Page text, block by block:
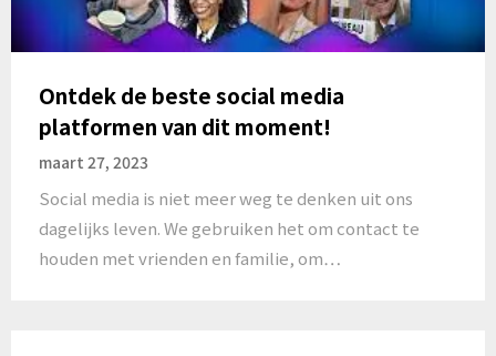
Ontdek de beste social media
platformen van dit moment!
maart 27, 2023
Social media is niet meer weg te denken uit ons
dagelijks leven. We gebruiken het om contact te
houden met vrienden en familie, om…